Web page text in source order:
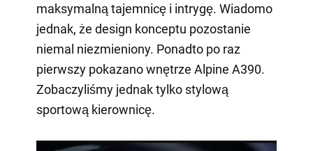
maksymalną tajemnicę i intrygę. Wiadomo
jednak, że design konceptu pozostanie
niemal niezmieniony. Ponadto po raz
pierwszy pokazano wnętrze Alpine A390.
Zobaczyliśmy jednak tylko stylową
sportową kierownicę.